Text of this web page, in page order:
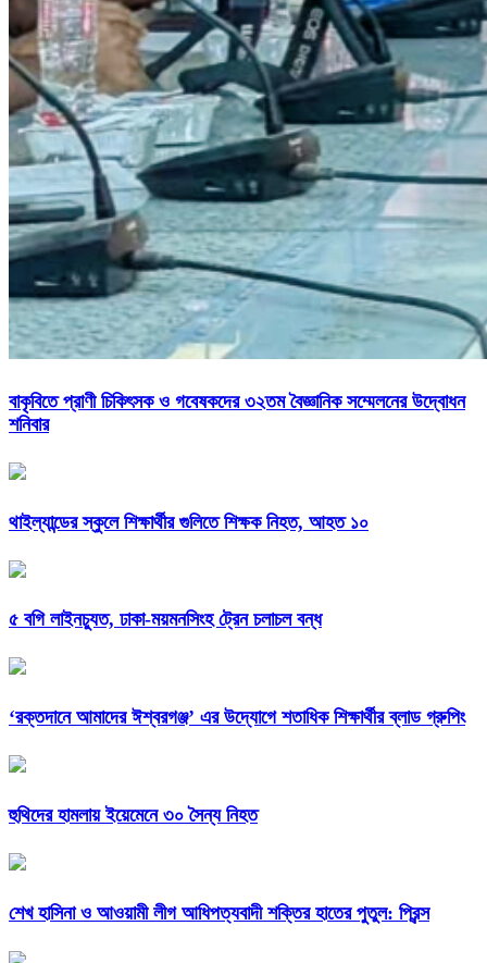
বাকৃবিতে প্রাণী চিকিৎসক ও গবেষকদের ৩২তম বৈজ্ঞানিক সম্মেলনের উদ্বোধন
শনিবার
থাইল্যান্ডের স্কুলে শিক্ষার্থীর গুলিতে শিক্ষক নিহত, আহত ১০
৫ বগি লাইনচ্যুত, ঢাকা-ময়মনসিংহ ট্রেন চলাচল বন্ধ
‘রক্তদানে আমাদের ঈশ্বরগঞ্জ’ এর উদ্যোগে শতাধিক শিক্ষার্থীর ব্লাড গ্রুপিং
হুথিদের হামলায় ইয়েমেনে ৩০ সৈন্য নিহত
শেখ হাসিনা ও আওয়ামী লীগ আধিপত্যবাদী শক্তির হাতের পুতুল: প্রিন্স